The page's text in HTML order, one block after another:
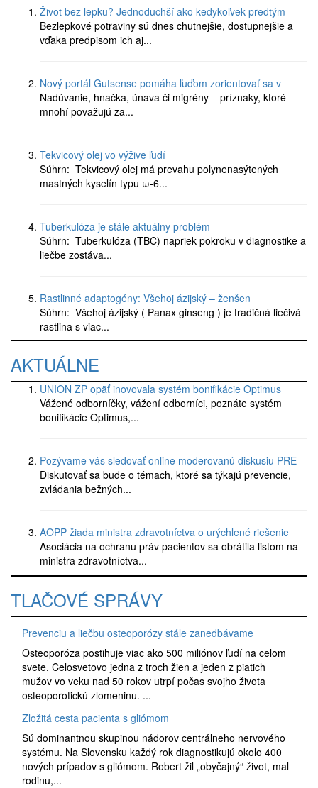
Život bez lepku? Jednoduchší ako kedykoľvek predtým
Bezlepkové potraviny sú dnes chutnejšie, dostupnejšie a
vďaka predpisom ich aj...
Nový portál Gutsense pomáha ľuďom zorientovať sa v
Nadúvanie, hnačka, únava či migrény – príznaky, ktoré
mnohí považujú za...
Tekvicový olej vo výžive ľudí
Súhrn: Tekvicový olej má prevahu polynenasýtených
mastných kyselín typu ω-6...
Tuberkulóza je stále aktuálny problém
Súhrn: Tuberkulóza (TBC) napriek pokroku v diagnostike a
liečbe zostáva...
Rastlinné adaptogény: Všehoj ázijský – ženšen
Súhrn: Všehoj ázijský ( Panax ginseng ) je tradičná liečivá
rastlina s viac...
AKTUÁLNE
UNION ZP opäť inovovala systém bonifikácie Optimus
Vážené odborníčky, vážení odborníci, poznáte systém
bonifikácie Optimus,...
Pozývame vás sledovať online moderovanú diskusiu PRE
Diskutovať sa bude o témach, ktoré sa týkajú prevencie,
zvládania bežných...
AOPP žiada ministra zdravotníctva o urýchlené riešenie
Asociácia na ochranu práv pacientov sa obrátila listom na
ministra zdravotníctva...
TLAČOVÉ SPRÁVY
Prevenciu a liečbu osteoporózy stále zanedbávame
Osteoporóza postihuje viac ako 500 miliónov ľudí na celom
svete. Celosvetovo jedna z troch žien a jeden z piatich
mužov vo veku nad 50 rokov utrpí počas svojho života
osteoporotickú zlomeninu. ...
Zložitá cesta pacienta s gliómom
Sú dominantnou skupinou nádorov centrálneho nervového
systému. Na Slovensku každý rok diagnostikujú okolo 400
nových prípadov s gliómom. Robert žil „obyčajný“ život, mal
rodinu,...